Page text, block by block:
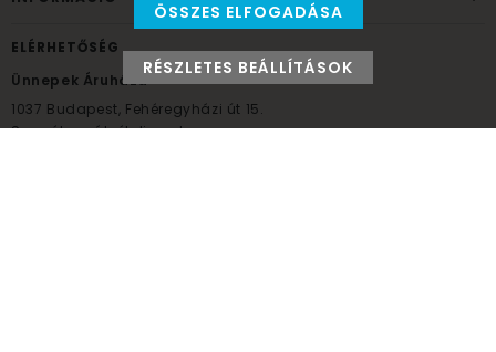
ELÉRHETŐSÉG
Ünnepek Áruháza
1037 Budapest, Fehéregyházi út 15.
Személyes átvételi pont
ÖSSZES ELFOGADÁSA
RÉSZLETES BEÁLLÍTÁSOK